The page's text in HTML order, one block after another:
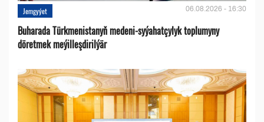
Jemgyýet 06.08.2026 - 16:30
Buharada Türkmenistanyň medeni-syýahatçylyk toplumyny
döretmek meýilleşdirilýär